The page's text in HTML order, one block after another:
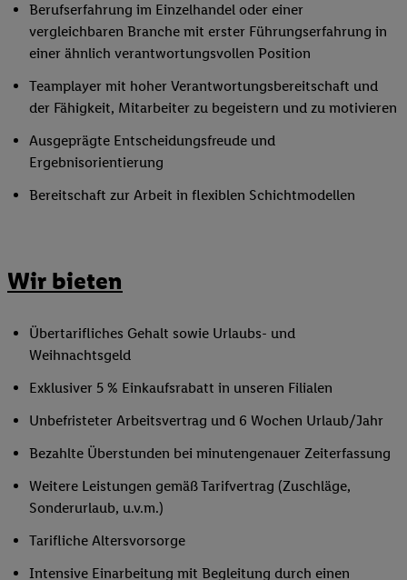
Berufserfahrung im Einzelhandel oder einer
vergleichbaren Branche mit erster Führungserfahrung in
einer ähnlich verantwortungsvollen Position
Teamplayer mit hoher Verantwortungsbereitschaft und
der Fähigkeit, Mitarbeiter zu begeistern und zu motivieren
Ausgeprägte Entscheidungsfreude und
Ergebnisorientierung
Bereitschaft zur Arbeit in flexiblen Schichtmodellen
Wir bieten
Übertarifliches Gehalt sowie Urlaubs- und
Weihnachtsgeld
Exklusiver 5 % Einkaufsrabatt in unseren Filialen
Unbefristeter Arbeitsvertrag und 6 Wochen Urlaub/Jahr
Bezahlte Überstunden bei minutengenauer Zeiterfassung
Weitere Leistungen gemäß Tarifvertrag (Zuschläge,
Sonderurlaub, u.v.m.)
Tarifliche Altersvorsorge
Intensive Einarbeitung mit Begleitung durch einen